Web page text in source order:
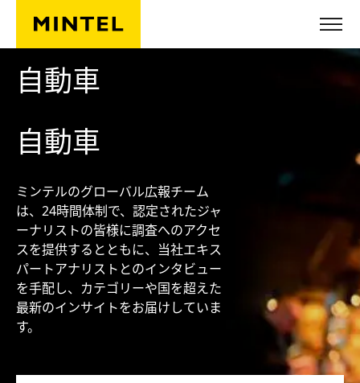
Skip to main content
自動車
自動車
ミンテルのグローバル広報チーム
は、24時間体制で、認定されたジャ
ーナリストの皆様に調査へのアクセ
スを提供するとともに、当社エキス
パートアナリストとのインタビュー
を手配し、カテゴリーや国を超えた
最新のインサイトをお届けしていま
す。